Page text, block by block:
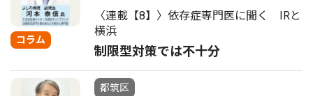
コラム
〈連載【8】〉依存症専門医に聞く IRと
横浜
制限型対策では不十分
都筑区